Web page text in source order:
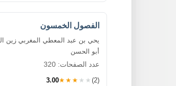
الفصول الخمسون
يحي بن عبد المعطي المغربي زين
أبو الحسن
عدد الصفحات: 320
3.00★★★★★ (2)